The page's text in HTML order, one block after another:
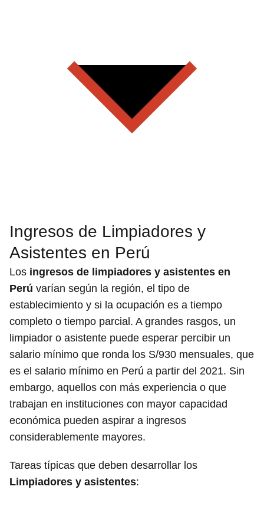
Ingresos de Limpiadores y
Asistentes en Perú
Los ingresos de limpiadores y asistentes en
Perú varían según la región, el tipo de
establecimiento y si la ocupación es a tiempo
completo o tiempo parcial. A grandes rasgos, un
limpiador o asistente puede esperar percibir un
salario mínimo que ronda los S/930 mensuales, que
es el salario mínimo en Perú a partir del 2021. Sin
embargo, aquellos con más experiencia o que
trabajan en instituciones con mayor capacidad
económica pueden aspirar a ingresos
considerablemente mayores.
Tareas típicas que deben desarrollar los
Limpiadores y asistentes: